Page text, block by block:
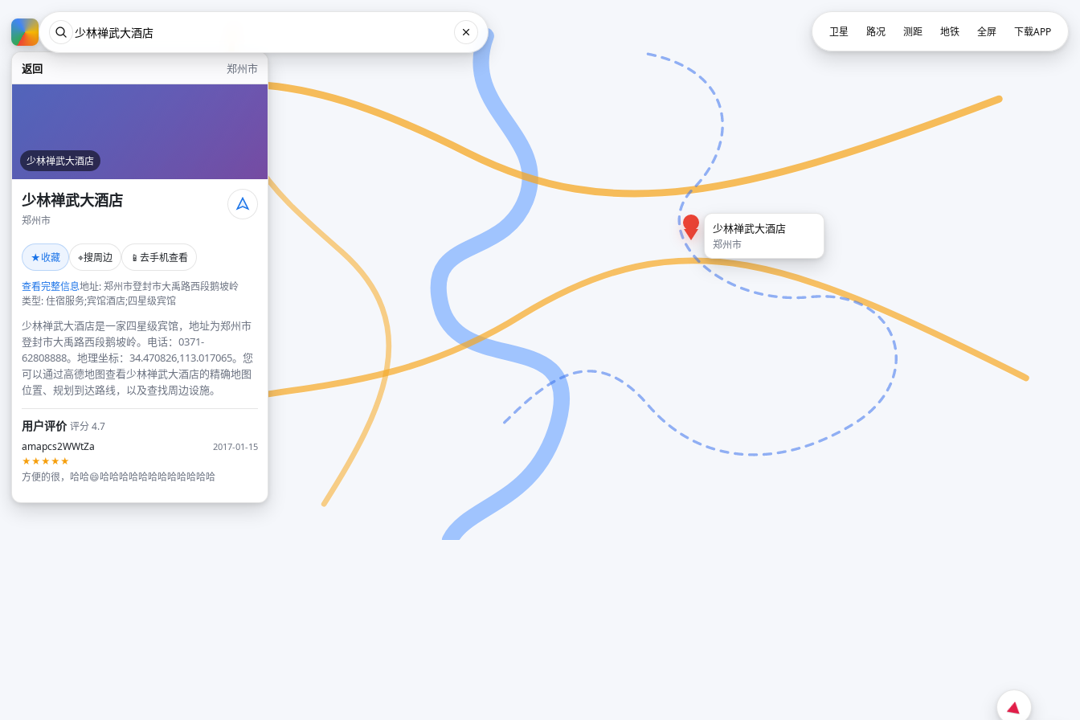
返回 郑州市
少林禅武大酒店
少林禅武大酒店
郑州市
★收藏 ⌖搜周边 📱 去手机查看
查看完整信息地址: 郑州市登封市大禹路西段鹅坡岭
类型: 住宿服务;宾馆酒店;四星级宾馆
少林禅武大酒店是一家四星级宾馆，地址为郑州市
登封市大禹路西段鹅坡岭。电话：0371-
62808888。地理坐标：34.470826,113.017065。您
可以通过高德地图查看少林禅武大酒店的精确地图
位置、规划到达路线，以及查找周边设施。
用户评价评分 4.7
amapcs2WWtZa
2017-01-15
★★★★★
方便的很，哈哈😄哈哈哈哈哈哈哈哈哈哈哈哈
少林禅武大酒店
郑州市
卫星 路况 测距 地铁 全屏 下载APP